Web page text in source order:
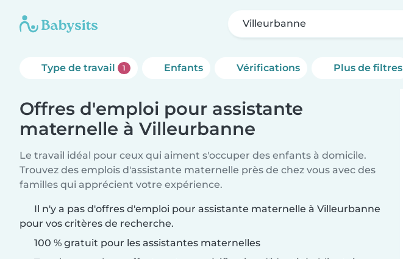
Villeurbanne
Type de travail 1 Enfants Vérifications Plus de filtres
Offres d'emploi pour assistante
maternelle à Villeurbanne
Le travail idéal pour ceux qui aiment s'occuper des enfants à domicile.
Trouvez des emplois d'assistante maternelle près de chez vous avec des
familles qui apprécient votre expérience.
Il n'y a pas d'offres d'emploi pour assistante maternelle à Villeurbanne
pour vos critères de recherche.
100 % gratuit pour les assistantes maternelles